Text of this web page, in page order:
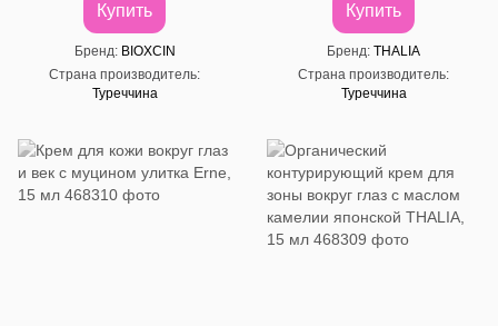
Купить
Бренд
BIOXCIN
Страна производитель
Туреччина
Купить
Бренд THALIA
Страна производитель
Туреччина